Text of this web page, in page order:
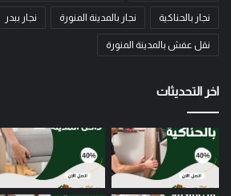
نجار بالحناكية نجار بالمدينة المنورة نجار ببدر
نقل عفش بالمدينة المنورة
اخر التحديثات